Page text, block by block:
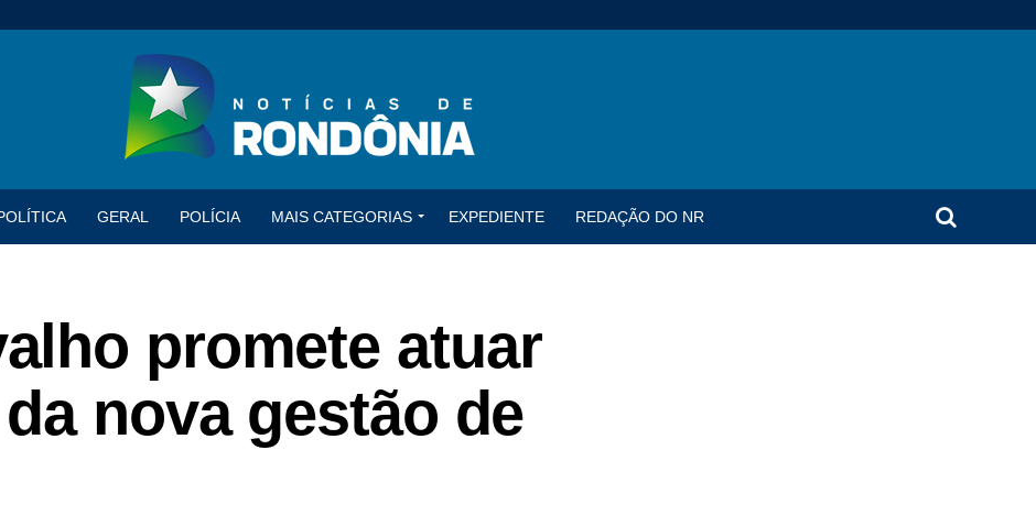
GERAL POLÍCIA MAIS CATEGORIAS EXPEDIENTE REDAÇÃO DO NR
promete atuar
da nova gestão de